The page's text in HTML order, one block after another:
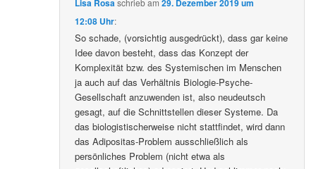
Lisa Rosaschriebam29. Dezember 2019 um
12:08 Uhr:
So schade, (vorsichtig ausgedrückt), dass gar keine
Idee davon besteht, dass das Konzept der
Komplexität bzw. des Systemischen im Menschen
ja auch auf das Verhältnis Biologie-Psyche-
Gesellschaft anzuwenden ist, also neudeutsch
gesagt, auf die Schnittstellen dieser Systeme. Da
das biologistischerweise nicht stattfindet, wird dann
das Adipositas-Problem ausschließlich als
persönliches Problem (nicht etwa als